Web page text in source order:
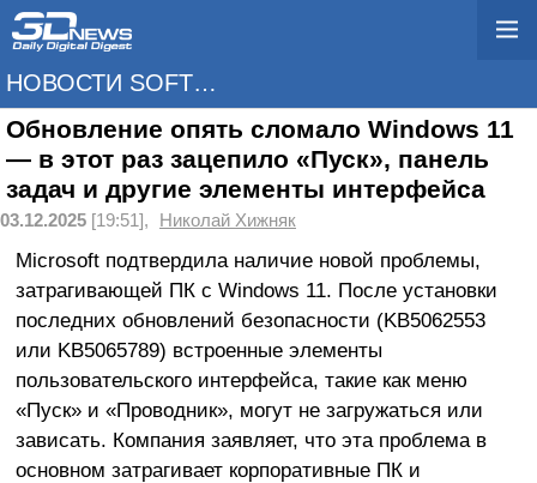
НОВОСТИ SOFTWARE
Обновление опять сломало Windows 11
— в этот раз зацепило «Пуск», панель
задач и другие элементы интерфейса
03.12.2025 [19:51], Николай Хижняк
Microsoft подтвердила наличие новой проблемы,
затрагивающей ПК с Windows 11. После установки
последних обновлений безопасности (KB5062553
или KB5065789) встроенные элементы
пользовательского интерфейса, такие как меню
«Пуск» и «Проводник», могут не загружаться или
зависать. Компания заявляет, что эта проблема в
основном затрагивает корпоративные ПК и